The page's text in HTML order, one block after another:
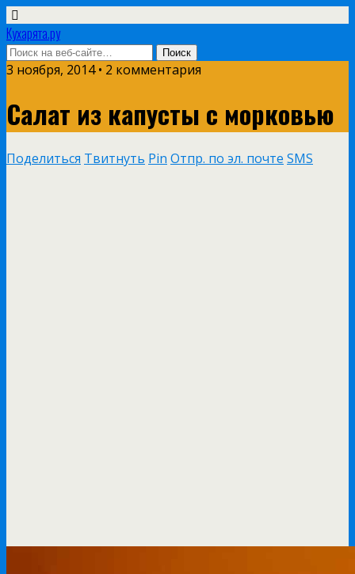
Кухарята.ру
3 ноября, 2014 • 2 комментария
Салат из капусты с морковью
Поделиться Твитнуть Pin Отпр. по эл. почте SMS